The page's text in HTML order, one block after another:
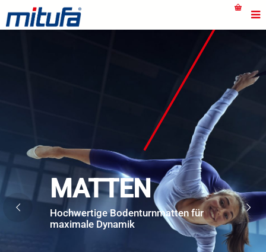
MATTEN
Hochwertige Bodenturnmatten für
maximale Dynamik